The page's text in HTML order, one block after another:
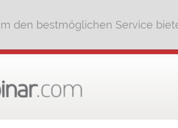
den bestmöglichen Service